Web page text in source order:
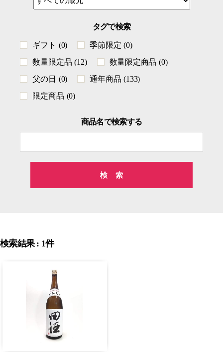
タグで検索
ギフト (0) 季節限定 (0)
数量限定品 (12) 数量限定商品 (0)
父の日 (0) 通年商品 (133)
限定商品 (0)
商品名で検索する
索
検索結果 : 1件